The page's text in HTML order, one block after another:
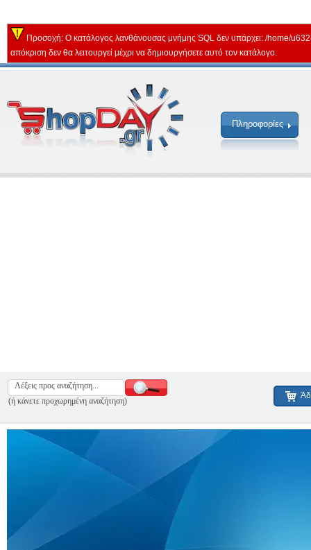
Προσοχή: Ο κατάλογος λανθάνουσας μνήμης SQL δεν υπάρχει: /home/
απόκριση δεν θα λειτουργεί μέχρι να δημιουργήσετε αυτό τον κατάλογο.
Πληροφορίες
(ή κάνετε προχωρημένη αναζήτηση)